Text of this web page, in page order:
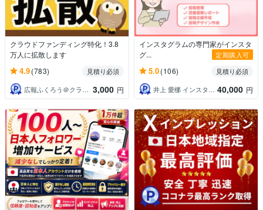
クラウドファンディング特化！3.8
万人に拡散します
4.9(783)
見積り必須
広報ふくろう＠クラファン専門パートナー
3,000 円
インスタグラムの専門家がインスタ
グ...
定期購入可
5.0(106)
見積り必須
井上 愛梛 インスタグラム運用代行 40,000 円